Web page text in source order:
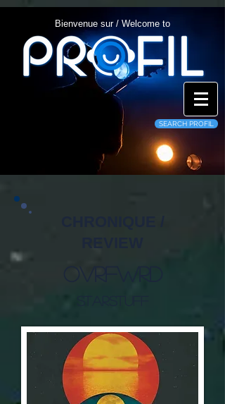
Bienvenue sur / Welcome to
SEARCH PROFIL